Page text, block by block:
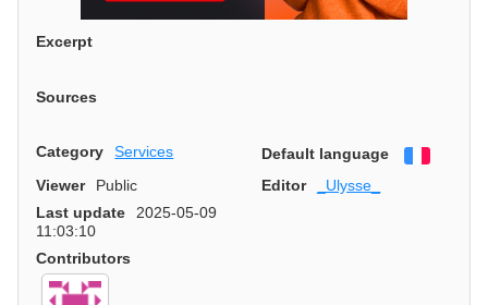
Excerpt
Sources
Category Services Default language
Viewer
Public Editor
_Ulysse_
Last update
2025-05-09
11:03:10
Contributors